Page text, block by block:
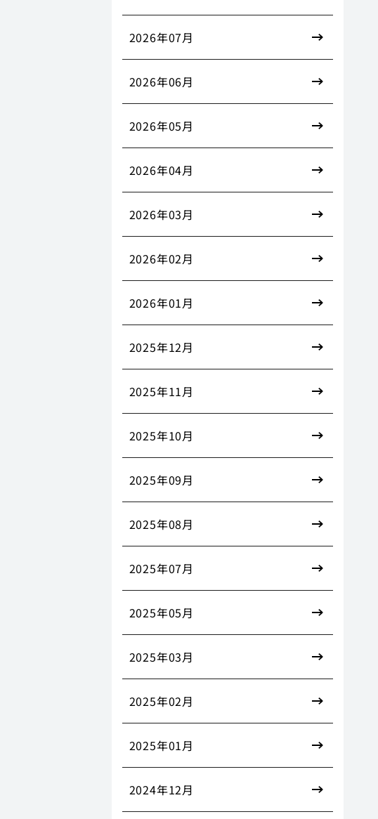
2026年07月
2026年06月
2026年05月
2026年04月
2026年03月
2026年02月
2026年01月
2025年12月
2025年11月
2025年10月
2025年09月
2025年08月
2025年07月
2025年05月
2025年03月
2025年02月
2025年01月
2024年12月